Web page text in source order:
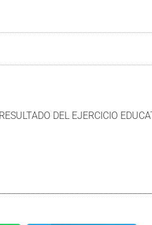
DEL EJERCICIO